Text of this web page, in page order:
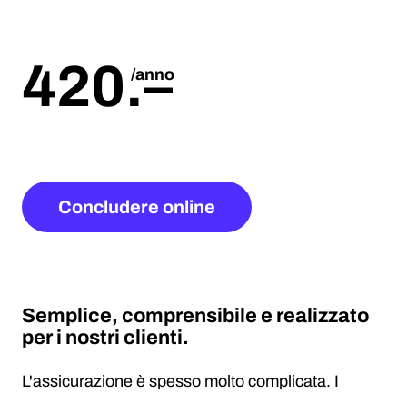
420 /anno
.–
Concludere online
Semplice, comprensibile e realizzato
per i nostri clienti.
L'assicurazione è spesso molto complicata. I